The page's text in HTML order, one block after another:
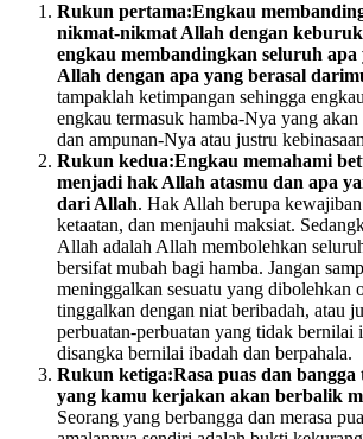
Rukun pertama:Engkau
nikmat-nikmat Allah dengan
engkau membandingkan seluruh
Allah dengan apa yang berasal
tampaklah ketimpangan sehingga
engkau termasuk hamba-Nya yang akan
dan ampunan-Nya atau justru
Rukun kedua:Engkau memahami
menjadi hak Allah atasmu dan apa
dari Allah. Hak Allah berupa
ketaatan, dan menjauhi maksiat.
Allah adalah Allah membolehkan
bersifat mubah bagi hamba. Jangan
meninggalkan sesuatu yang dibolehkan
tinggalkan dengan niat beribadah, atau
perbuatan-perbuatan yang tidak bernilai
disangka bernilai ibadah dan berpahala.
Rukun ketiga:Rasa puas dan
yang kamu kerjakan akan berbalik
Seorang yang berbangga dan merasa